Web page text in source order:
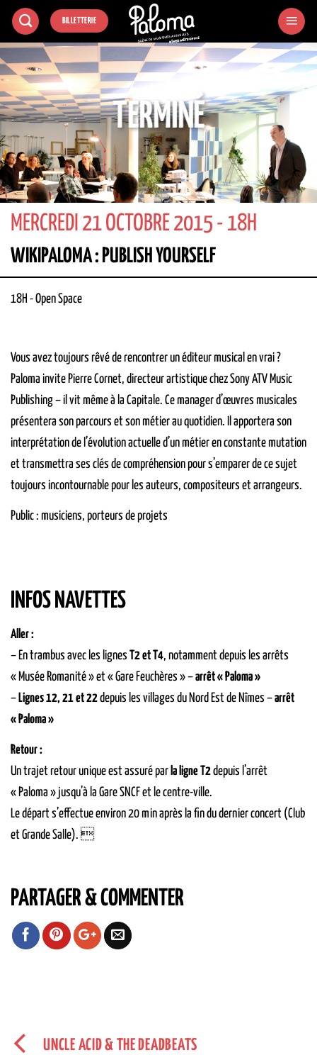
Passer
BILLETTERIE
TERMINÉ
MERCREDI 21 OCTOBRE 2015 - 18H
WIKIPALOMA : PUBLISH YOURSELF
18H -Open Space
Vous avez toujours rêvé de rencontrer un éditeur musical en vrai ?
Paloma invite Pierre Cornet, directeur artistique chez Sony ATV Music
Publishing – il vit même à la Capitale. Ce manager d’œuvres musicales
présentera son parcours et son métier au quotidien. Il apportera son
interprétation de l’évolution actuelle d’un métier en constante mutation
et transmettra ses clés de compréhension pour s’emparer de ce sujet
toujours incontournable pour les auteurs, compositeurs et arrangeurs.
Public : musiciens, porteurs de projets
INFOS NAVETTES
Aller :
– En trambus avec les lignes T2 et T4, notamment depuis les arrêts
« Musée Romanité » et « Gare Feuchères » –arrêt « Paloma »
– Lignes 12, 21 et 22depuis les villages du Nord Est de Nîmes –arrêt
« Paloma »
Retour :
Un trajet retour unique est assuré par la ligne T2depuis l’arrêt
« Paloma » jusqu’à la Gare SNCF et le centre-ville.
Le départ s’effectue environ 20 min après la fin du dernier concert (Club
et Grande Salle). 
PARTAGER & COMMENTER
UNCLE ACID & THE DEADBEATS